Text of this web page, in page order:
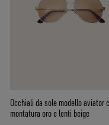
Occhiali da sole modello aviator
montatura oro e lenti beige